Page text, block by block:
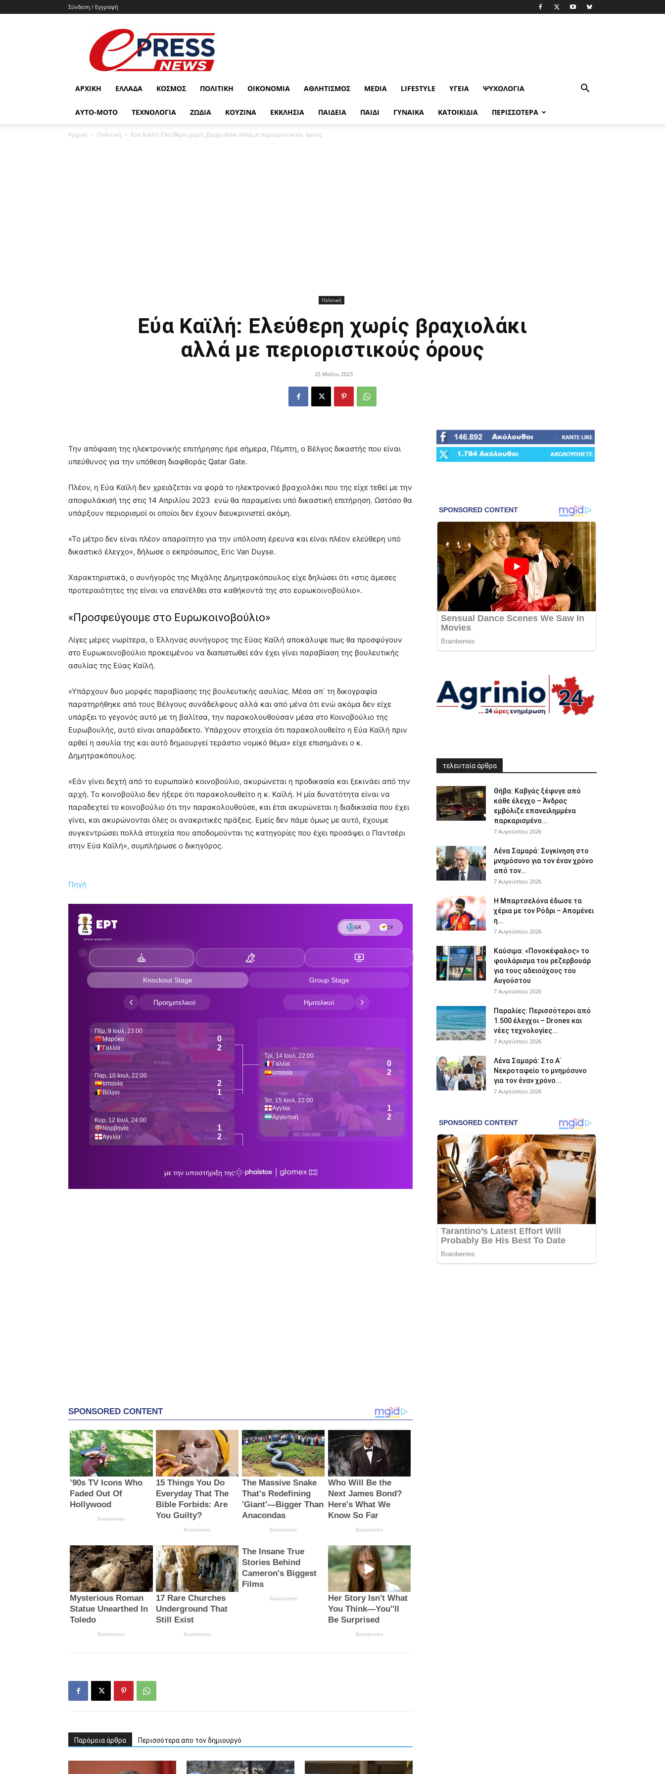
Σύνδεση / Εγγραφή
e-
press.gr
ΑΡΧΙΚΉ ΕΛΛΆΔΑ ΚΌΣΜΟΣ ΠΟΛΙΤΙΚΉ ΟΙΚΟΝΟΜΊΑ ΑΘΛΗΤΙΣΜΌΣ MEDIA LIFESTYLE ΥΓΕΊΑ ΨΥΧΟΛΟΓΙΑ
ΑΥΤΟ-ΜΟΤΟ ΤΕΧΝΟΛΟΓΙΑ ΖΩΔΙΑ ΚΟΥΖΙΝΑ ΕΚΚΛΗΣΙΑ ΠΑΙΔΕΙΑ ΠΑΙΔΙ ΓΥΝΑΙΚΑ ΚΑΤΟΙΚΙΔΙΑ ΠΕΡΙΣΣΟΤΕΡΑ
Αρχική Πολιτική Εύα Καϊλή: Ελεύθερη χωρίς βραχιολάκι αλλά με περιοριστικούς όρους
Πολιτική
Εύα Καϊλή: Ελεύθερη χωρίς βραχιολάκι
αλλά με περιοριστικούς όρους
25 Μαΐου 2023
Την απόφαση της ηλεκτρονικής επιτήρησης ήρε σήμερα, Πέμπτη, ο Βέλγος δικαστής που είναι
υπεύθυνος για την υπόθεση διαφθοράς Qatar Gate.
Πλέον, η Εύα Καϊλή δεν χρειάζεται να φορά το ηλεκτρονικό βραχιολάκι που της είχε τεθεί με την
αποφυλάκισή της στις 14 Απριλίου 2023 ενώ θα παραμείνει υπό δικαστική επιτήρηση. Ωστόσο θα
υπάρξουν περιορισμοί οι οποίοι δεν έχουν διευκρινιστεί ακόμη.
«Το μέτρο δεν είναι πλέον απαραίτητο για την υπόλοιπη έρευνα και είναι πλέον ελεύθερη υπό
δικαστικό έλεγχο», δήλωσε ο εκπρόσωπος, Eric Van Duyse.
Χαρακτηριστικά, ο συνήγορός της Μιχάλης Δημητρακόπουλος είχε δηλώσει ότι «στις άμεσες
προτεραιότητες της είναι να επανέλθει στα καθήκοντά της στο ευρωκοινοβούλιο».
«Προσφεύγουμε στο Ευρωκοινοβούλιο»
Λίγες μέρες νωρίτερα, ο Έλληνας συνήγορος της Εύας Καϊλή αποκάλυψε πως θα προσφύγουν
στο Ευρωκοινοβούλιο προκειμένου να διαπιστωθεί εάν έχει γίνει παραβίαση της βουλευτικής
ασυλίας της Εύας Καϊλή.
«Υπάρχουν δυο μορφές παραβίασης της βουλευτικής ασυλίας. Μέσα απ΄ τη δικογραφία
παρατηρήθηκε από τους Βέλγους συνάδελφους αλλά και από μένα ότι ενώ ακόμα δεν είχε
υπάρξει το γεγονός αυτό με τη βαλίτσα, την παρακολουθούσαν μέσα στο Κοινοβούλιο της
Ευρωβουλής, αυτό είναι απαράδεκτο. Υπάρχουν στοιχεία ότι παρακολουθείτο η Εύα Καϊλή πριν
αρθεί η ασυλία της και αυτό δημιουργεί τεράστιο νομικό θέμα» είχε επισημάνει ο κ.
Δημητρακόπουλος.
«Εάν γίνει δεχτή από το ευρωπαϊκό κοινοβούλιο, ακυρώνεται η προδικασία και ξεκινάει από την
αρχή. Το κοινοβούλιο δεν ήξερε ότι παρακολουθείτο η κ. Καϊλή. Η μία δυνατότητα είναι να
παραδεχτεί το κοινοβούλιο ότι την παρακολουθούσε, και έτσι ακυρώνεται η διαδικασία που έχει
γίνει, και ακυρώνονται όλες οι ανακριτικές πράξεις. Εμείς δεν πάμε όμως με αυτό, έχουμε
συγκεντρώσει πολλά στοιχεία που αποδομούνται τις κατηγορίες που έχει προσάψει ο Παντσέρι
στην Εύα Καϊλή», συμπλήρωσε ο δικηγόρος.
Πηγή
Παρόμοια άρθρα Περισσότερα απο τον δημιουργό
τελευταία άρθρα
Θήβα: Καβγάς ξέφυγε από
κάθε έλεγχο – Άνδρας
εμβόλιζε επανειλημμένα
παρκαρισμένο...
7 Αυγούστου 2026
Λένα Σαμαρά: Συγκίνηση στο
μνημόσυνο για τον έναν χρόνο
από τον...
7 Αυγούστου 2026
Η Μπαρτσελόνα έδωσε τα
χέρια με τον Ρόδρι – Απομένει
η...
7 Αυγούστου 2026
Καύσιμα: «Πονοκέφαλος» το
φουλάρισμα του ρεζερβουάρ
για τους αδειούχους του
Αυγούστου
7 Αυγούστου 2026
Παραλίες: Περισσότεροι από
1.500 έλεγχοι – Drones και
νέες τεχνολογίες...
7 Αυγούστου 2026
Λένα Σαμαρά: Στο Α΄
Νεκροταφείο το μνημόσυνο
για τον έναν χρόνο...
7 Αυγούστου 2026